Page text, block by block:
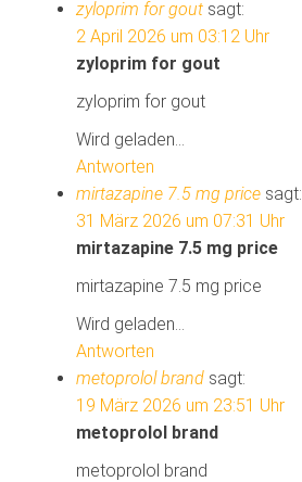
e
m
n
e
n
(
W
i
d
n
n
u
e
m
F
e
n
s
e
r
g
e
f
f
n
e
t
)
zyloprim for gout sagt:
2 April 2026 um 03:12 Uhr
zyloprim for gout
zyloprim for gout
Wird geladen...
Antworten
mirtazapine 7.5 mg price sagt:
31 März 2026 um 07:31 Uhr
mirtazapine 7.5 mg price
mirtazapine 7.5 mg price
Wird geladen...
Antworten
metoprolol brand sagt:
19 März 2026 um 23:51 Uhr
metoprolol brand
metoprolol brand